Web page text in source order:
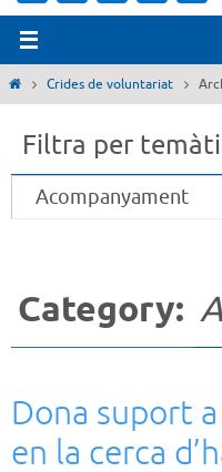
HomeCrides de voluntariat
Filtra per
Filtra
per
Category:
Dona suport
en la cerca